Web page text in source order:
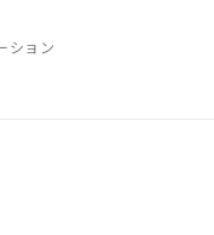
ション